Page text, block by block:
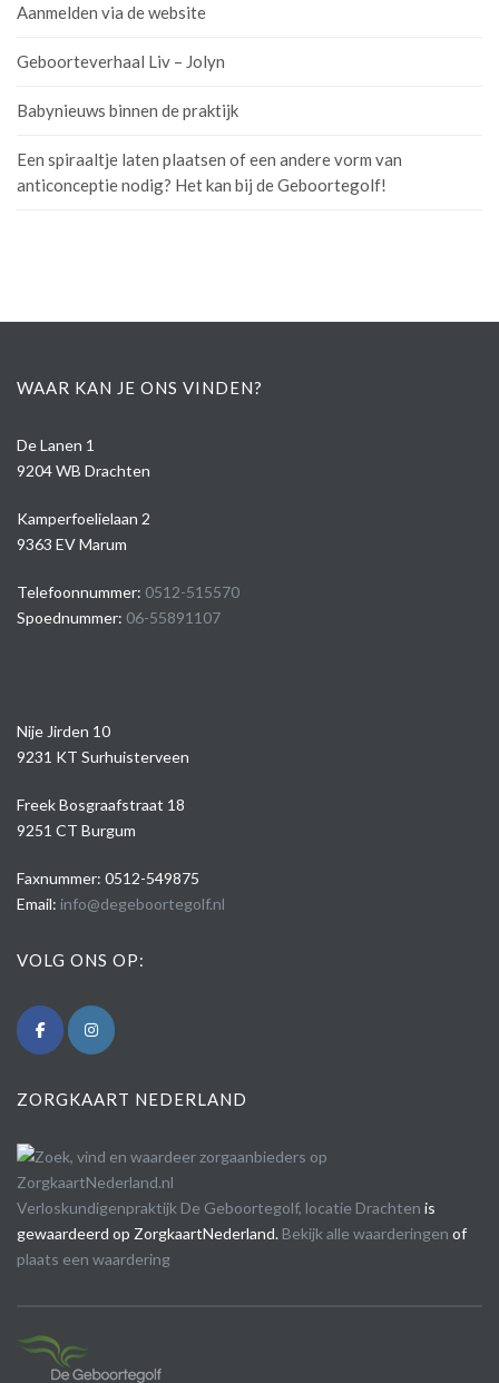
Aanmelden via de website
Geboorteverhaal Liv – Jolyn
Babynieuws binnen de praktijk
Een spiraaltje laten plaatsen of een andere vorm van
anticonceptie nodig? Het kan bij de Geboortegolf!
WAAR KAN JE ONS VINDEN?
De Lanen 1
9204 WB Drachten
Kamperfoelielaan 2
9363 EV Marum
Telefoonnummer: 0512-515570
Spoednummer: 06-55891107
Nije Jirden 10
9231 KT Surhuisterveen
Freek Bosgraafstraat 18
9251 CT Burgum
Faxnummer: 0512-549875
Email: info@degeboortegolf.nl
VOLG ONS OP:
ZORGKAART NEDERLAND
Verloskundigenpraktijk De Geboortegolf, locatie Drachten is
gewaardeerd op ZorgkaartNederland. Bekijk alle waarderingen of
plaats een waardering